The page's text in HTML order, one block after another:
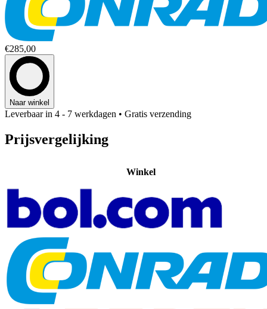
€285,00
Naar winkel
Leverbaar in 4 - 7 werkdagen • Gratis verzending
Prijsvergelijking
Winkel